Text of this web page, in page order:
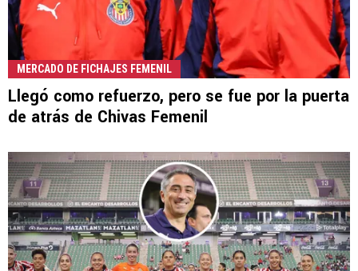
MERCADO DE FICHAJES FEMENIL
Llegó como refuerzo, pero se fue por la puerta
de atrás de Chivas Femenil